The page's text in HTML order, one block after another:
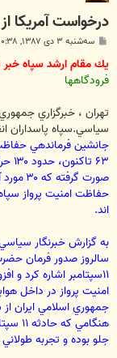
درخواست آمريكا
ت
سه‌شنبه ۳ دی ۱۳۸۷, ۱۰:۳۸ ب.ظ
يك مقام ارشد سپاه خبر
فرودگاهها
تهران ، خبرگزاري جمهوري
سياسي.سپاه پاسداران
جانشين فرماندهي
صورت
حفاظت امنيت پرواز
اند.
به گزارش خبرنگار
۱۱‬سپتامبر اشاره كرد
امنيت پرواز در داخل
جلو بوده و تجربه